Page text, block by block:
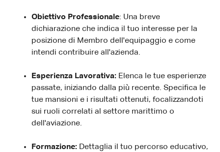
Obiettivo Professionale: Una breve
dichiarazione che indica il tuo interesse per la
posizione di Membro dell'equipaggio e come
intendi contribuire all'azienda.
Esperienza Lavorativa: Elenca le tue esperienze
passate, iniziando dalla più recente. Specifica le
tue mansioni e i risultati ottenuti, focalizzandoti
sui ruoli correlati al settore marittimo o
dell'aviazione.
Formazione: Dettaglia il tuo percorso educativo,